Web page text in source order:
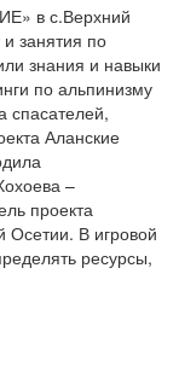
в с.Верхний
занятия по
знания и навыки
по альпинизму
спасателей,
Аланские
–
проекта
В игровой
ресурсы,